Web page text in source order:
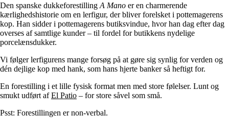
Den spanske dukkeforestilling A Mano er en charmerende
kærlighedshistorie om en lerfigur, der bliver forelsket i pottemagerens
kop. Han sidder i pottemagerens butiksvindue, hvor han dag efter dag
overses af samtlige kunder – til fordel for butikkens nydelige
porcelænsdukker.
Vi følger lerfigurens mange forsøg på at gøre sig synlig for verden og
dén dejlige kop med hank, som hans hjerte banker så heftigt for.
En forestilling i et lille fysisk format men med store følelser. Lunt og
smukt udført afEl Patio – for store såvel som små.
Psst: Forestillingen er non-verbal.